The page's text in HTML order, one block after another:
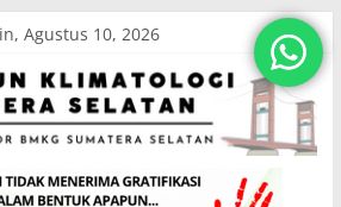
Agustus 10, 2026